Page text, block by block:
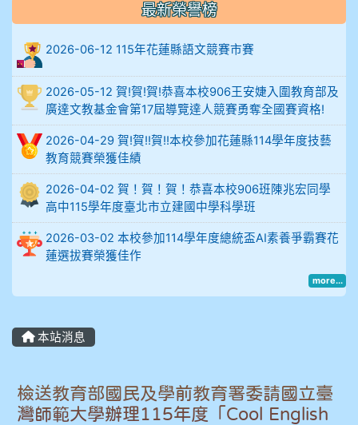
906陳兆宏 5A10+ 作文5
912余 嘉 5A10+
914謝佩臻 5A10+
902蘇奕愷
903陳品帆
904彭子庭
905蔣昇和
905鄭瑀安
907張晏寧
最新榮譽榜
2026-06-12 115年花蓮縣語文競賽市賽
2026-05-12 賀!賀!賀!恭喜本校906王安婕入圍教育部及
廣達文教基金會第17屆導覽達人競賽勇奪全國賽資格!
2026-04-29 賀!賀!!賀!!本校參加花蓮縣114學年度技藝
教育競賽榮獲佳績
2026-04-02 賀！賀！賀！恭喜本校906班陳兆宏同學
高中115學年度臺北市立建國中學科學班
2026-03-02 本校參加114學年度總統盃AI素養爭霸賽花
蓮選拔賽榮獲佳作
more...
本站消息
檢送教育部國民及學前教育署委請國立臺
灣師範大學辦理115年度「Cool English